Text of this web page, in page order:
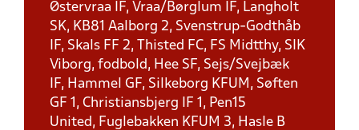
Østervraa IF, Vraa/Børglum IF, Langholt
SK, KB81 Aalborg 2, Svenstrup-Godthåb
IF, Skals FF 2, Thisted FC, FS Midtthy, SIK
Viborg, fodbold, Hee SF, Sejs/Svejbæk
IF, Hammel GF, Silkeborg KFUM, Søften
GF 1, Christiansbjerg IF 1, Pen15
United, Fuglebakken KFUM 3, Hasle B